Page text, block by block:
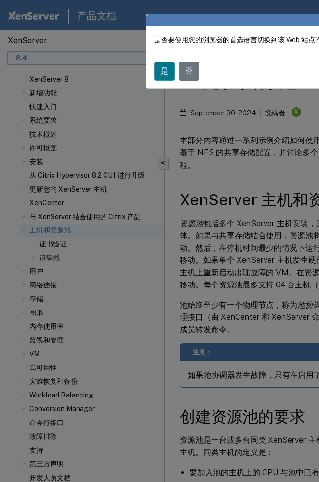
产品文档
XenServer
8.4
XenServer 8
新增功能
快速入门
系统要求
技术概述
许可概览
安装
从 Citrix Hypervisor 8.2 CU1 进行升级
更新您的 XenServer 主机
XenCenter
与 XenServer 结合使用的 Citrix 产品
主机和资源池
证书验证
群集池
用户
网络连接
存储
图形
内存使用率
监视和管理
VM
高可用性
灾难恢复和备份
Workload Balancing
Conversion Manager
命令行接口
故障排除
支持
第三方声明
开发人员文档
XenServer 8
<
主机和资源池
September 30, 2024 投稿者: X
本部分内容通过一系列示例介绍如何使
基于 NFS 的共享存储配置，并讨论多
程。
XenServer 主机和
资源池包括多个 XenServer 主机安装
体。如果与共享存储结合使用，资源池
动。然后，在停机时间最少的情况下运
移动。如果单个 XenServer 主机发生
主机上重新启动出现故障的 VM。在资
移动。每个资源池最多支持 64 台主机
池始终至少有一个物理节点，称为池协
理接口（由 XenCenter 和 XenServer
成员转发命令。
注意：
如果池协调器发生故障，只有在启用
创建资源池的要求
资源池是一台或多台同类 XenServer
主机。同类主机的定义是：
要加入池的主机上的 CPU 与池中已
是否要使用您的浏览器的首选语言切换到该 Web 站点?
是 否